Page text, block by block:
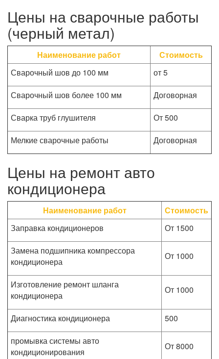
Цены на сварочные работы
(черный метал)
Наименование работ
Стоимость
Сварочный шов до 100 мм
от 5
Сварочный шов более 100 мм
Договорная
Сварка труб глушителя
От 500
Мелкие сварочные работы
Договорная
Цены на ремонт авто
кондиционера
Наименование работ
Стоимость
Заправка кондиционеров
От 1500
Замена подшипника компрессора
кондиционера
От 1000
Изготовление ремонт шланга
кондиционера
От 1000
Диагностика кондиционера
500
промывка системы авто
кондиционирования
От 8000